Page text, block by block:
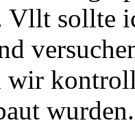
Vllt sollte
wir